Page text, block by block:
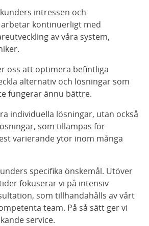
intressen och
kontinuerligt med
av våra system,
oss att optimera befintliga
alternativ och lösningar som
fungerar ännu bättre.
individuella lösningar, utan också
som tillämpas för
varierande ytor inom många
specifika önskemål. Utöver
fokuserar vi på intensiv
som tillhandahålls av vårt
team. På så sätt ger vi
service.